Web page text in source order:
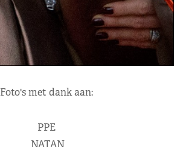
Foto's met dank aan:
PPE
NATAN